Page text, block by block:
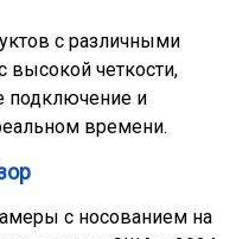
с различными
четкости,
подключение и
времени.
с носованием на